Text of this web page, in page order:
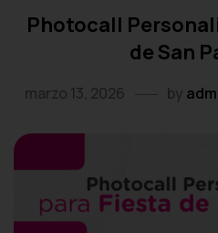
Photocall
de San
marzo 13, 2026 by